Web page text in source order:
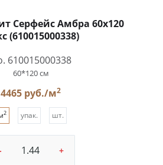
Серфейс Амбра 60x120
(610015000338)
610015000338
60*120 см
4465 руб./м2
2 упак. шт.
+